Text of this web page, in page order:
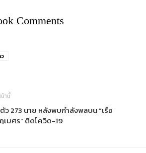
Comments
านี้
ว 273 นาย หลังพบกำลังพลบน “เรือ
เบศร” ติดโควิด-19